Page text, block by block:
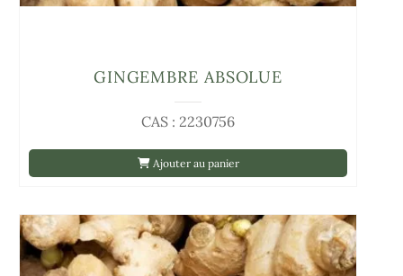
Ajouter au panier
CAS : 2230756
GINGEMBRE ABSOLUE